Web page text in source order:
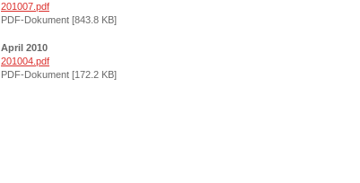
201007.pdf
PDF-Dokument [843.8 KB]
April 2010
201004.pdf
PDF-Dokument [172.2 KB]